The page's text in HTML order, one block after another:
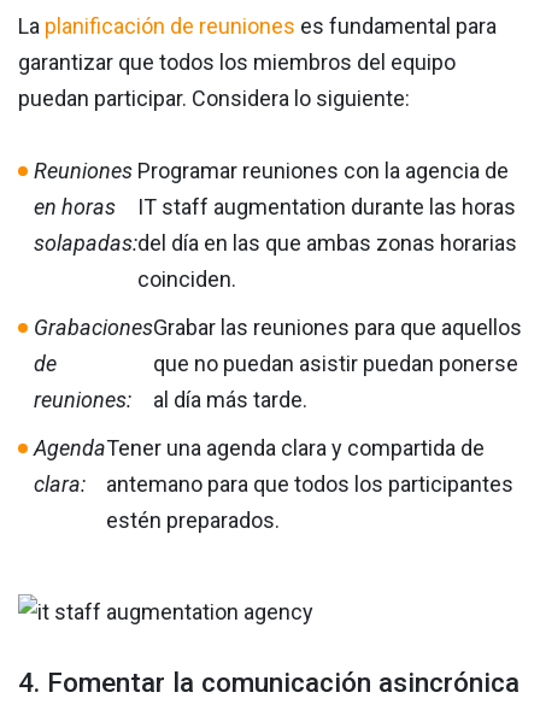
La planificación de reuniones es fundamental para
garantizar que todos los miembros del equipo
puedan participar. Considera lo siguiente:
Reuniones
en horas
solapadas:
Programar reuniones con la agencia de
IT staff augmentation durante las horas
del día en las que ambas zonas horarias
coinciden.
Grabaciones
de
reuniones:
Grabar las reuniones para que aquellos
que no puedan asistir puedan ponerse
al día más tarde.
Agenda
clara:
Tener una agenda clara y compartida de
antemano para que todos los participantes
estén preparados.
4. Fomentar la comunicación asincrónica